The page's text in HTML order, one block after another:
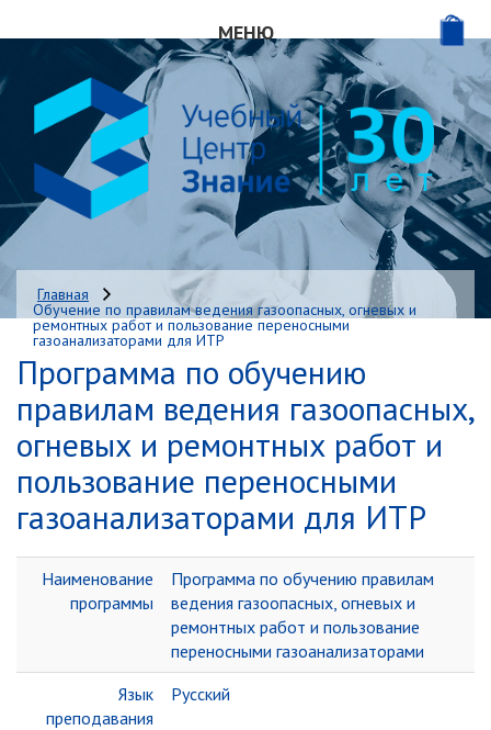
МЕНЮ
ГЛАВНАЯ
О НАС
НАШИ КУРСЫ
ДИСТАНЦИОННОЕ ОБУЧЕНИЕ
ИНТЕРНЕТ-МАГАЗИН
ОТЗЫВЫ
КОНТАКТЫ
Главная
Обучение по правилам ведения газоопасных, огневых и
ремонтных работ и пользование переносными
газоанализаторами для ИТР
Программа по обучению
правилам ведения газоопасных,
огневых и ремонтных работ и
пользование переносными
газоанализаторами для ИТР
Наименование
программы
Программа по обучению правилам
ведения газоопасных, огневых и
ремонтных работ и пользование
переносными газоанализаторами
Язык
преподавания
Русский